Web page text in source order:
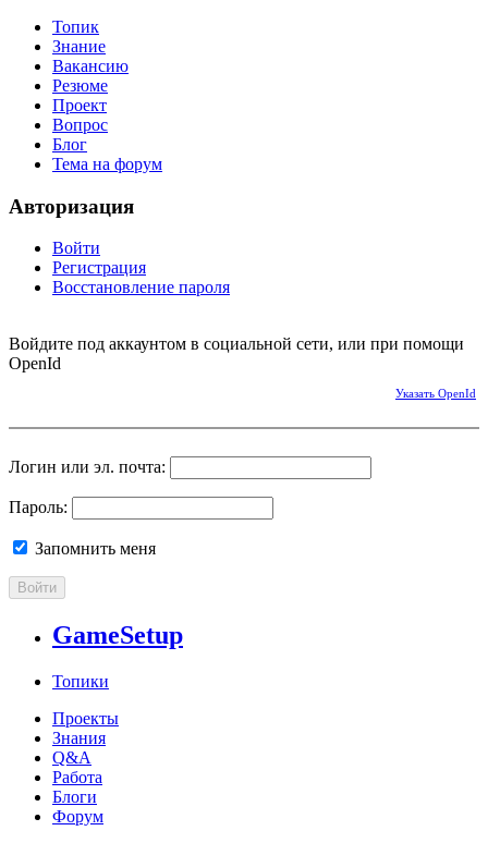
Топик
Знание
Вакансию
Резюме
Проект
Вопрос
Блог
Тема на форум
Авторизация
Войти
Регистрация
Восстановление пароля
Войдите под аккаунтом в социальной сети, или при помощи
OpenId
Указать OpenId
Логин или эл. почта:
Пароль:
Запомнить меня
Войти
GameSetup
Топики
Проекты
Знания
Q&A
Работа
Блоги
Форум